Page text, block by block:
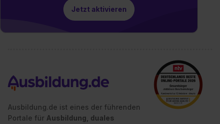
Jetzt aktivieren
Ausbildung.de ist eines der führenden
Portale für Ausbildung, duales